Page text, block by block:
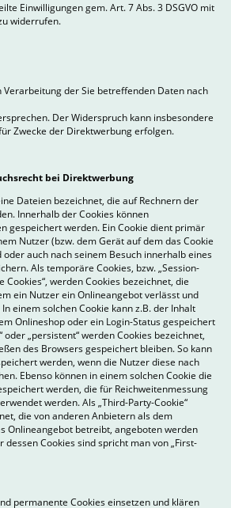
Einwilligungen gem. Art. 7 Abs. 3 DSGVO mit
widerrufen.
Verarbeitung der Sie betreffenden Daten nach
Der Widerspruch kann insbesondere
Zwecke der Direktwerbung erfolgen.
bei Direktwerbung
Dateien bezeichnet, die auf Rechnern der
Innerhalb der Cookies können
gespeichert werden. Ein Cookie dient primär
Nutzer (bzw. dem Gerät auf dem das Cookie
auch nach seinem Besuch innerhalb eines
Als temporäre Cookies, bzw. „Session-
Cookies“, werden Cookies bezeichnet, die
ein Nutzer ein Onlineangebot verlässt und
einem solchen Cookie kann z.B. der Inhalt
Onlineshop oder ein Login-Status gespeichert
oder „persistent“ werden Cookies bezeichnet,
des Browsers gespeichert bleiben. So kann
werden, wenn die Nutzer diese nach
Ebenso können in einem solchen Cookie die
werden, die für Reichweitenmessung
werden. Als „Third-Party-Cookie“
die von anderen Anbietern als dem
Onlineangebot betreibt, angeboten werden
dessen Cookies sind spricht man von „First-
permanente Cookies einsetzen und klären